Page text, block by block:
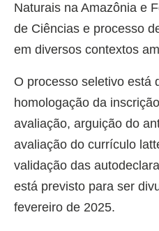
Naturais na Amazônia e
de Ciências e processo
em diversos contextos
O processo seletivo está
homologação da
avaliação, arguição do
avaliação do currículo
validação das
está previsto para ser
fevereiro de 2025.